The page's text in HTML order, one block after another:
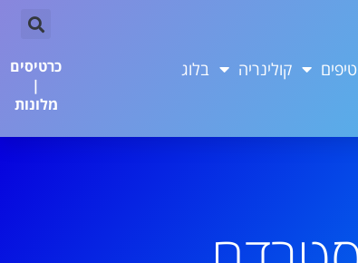
טיפים קולינריה בלוג
כרטיסים
|
מלונות